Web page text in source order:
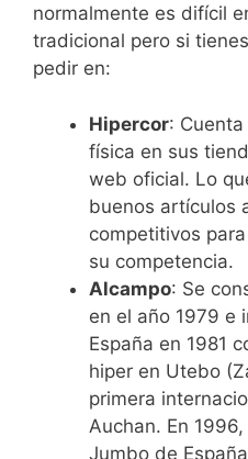
normalmente es difícil
tradicional pero si
pedir en:
Hipercor:
física en sus
web oficial. Lo
buenos artículos
competitivos
su competencia.
Alcampo: Se
en el año 1979 e
España en 1981
hiper en Utebo
primera
Auchan. En
Jumbo de